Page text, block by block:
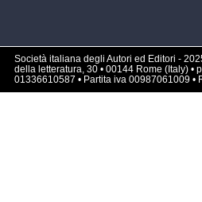
Società italiana degli Autori ed Editori -
della letteratura, 30 • 00144 Rome (Italy) •
01336610587 • Partita iva 00987061009 •